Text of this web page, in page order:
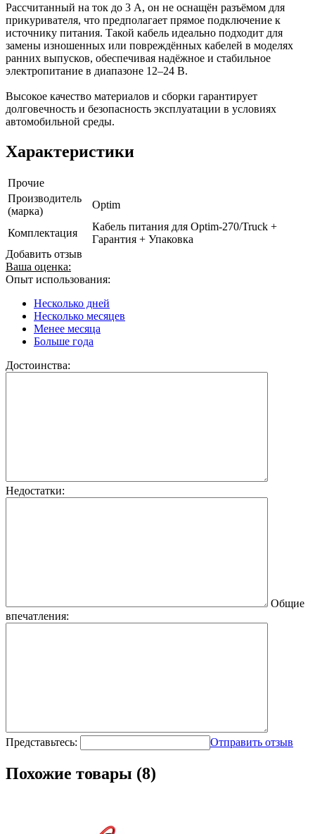
Рассчитанный на ток до 3 А, он не оснащён разъёмом для
прикуривателя, что предполагает прямое подключение к
источнику питания. Такой кабель идеально подходит для
замены изношенных или повреждённых кабелей в моделях
ранних выпусков, обеспечивая надёжное и стабильное
электропитание в диапазоне 12–24 В.
Высокое качество материалов и сборки гарантирует
долговечность и безопасность эксплуатации в условиях
автомобильной среды.
Характеристики
Прочие
Производитель
(марка)
Optim
Комплектация
Кабель питания для Optim-270/Truck +
Гарантия + Упаковка
Добавить отзыв
Ваша оценка:
Опыт использования:
Несколько дней
Несколько месяцев
Менее месяца
Больше года
Достоинства:
Недостатки:
Общие
впечатления:
Представьтесь: Отправить отзыв
Похожие товары (8)